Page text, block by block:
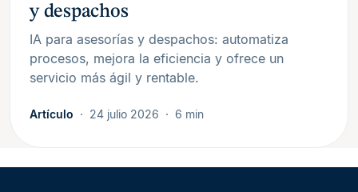
y despachos
IA para asesorías y despachos: automatiza
procesos, mejora la eficiencia y ofrece un
servicio más ágil y rentable.
Artículo 24 julio 2026 6 min